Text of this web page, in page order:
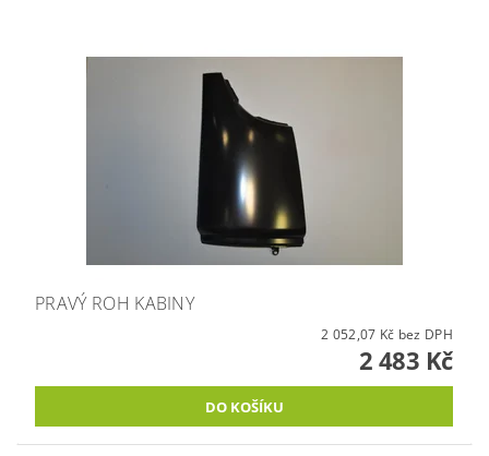
PRAVÝ ROH KABINY
2 052,07 Kč bez DPH
2 483 Kč